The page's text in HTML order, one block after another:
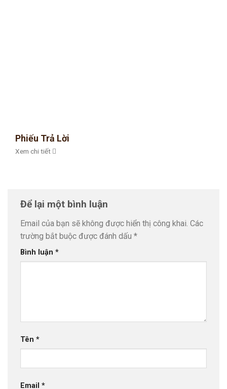
Phiếu Trả Lời
Xem chi tiết
Để lại một bình luận
Email của bạn sẽ không được hiển thị công khai. Các
trường bắt buộc được đánh dấu *
Bình luận *
Tên *
Email *